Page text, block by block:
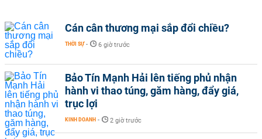
Cán cân thương mại sắp đổi chiều?
THỜI SỰ - 6 giờ trước
Bảo Tín Mạnh Hải lên tiếng phủ nhận
hành vi thao túng, găm hàng, đẩy giá,
trục lợi
KINH DOANH - 2 giờ trước